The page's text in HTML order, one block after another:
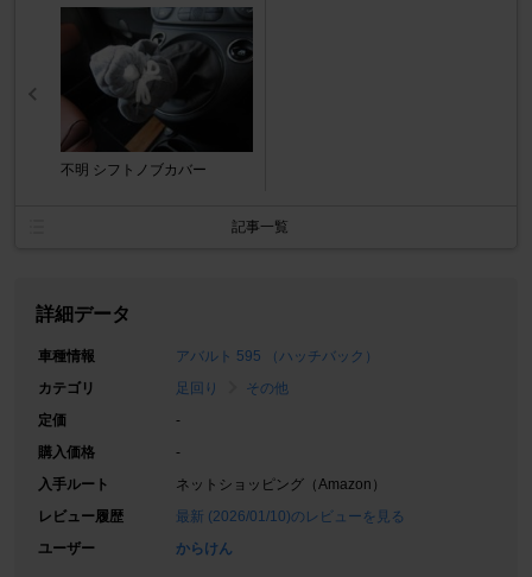
不明 シフトノブカバー
記事一覧
詳細データ
車種情報
アバルト 595 （ハッチバック）
カテゴリ
足回り
その他
定価
-
購入価格
-
入手ルート
ネットショッピング（Amazon）
レビュー履歴
最新 (2026/01/10)のレビューを見る
ユーザー
からけん